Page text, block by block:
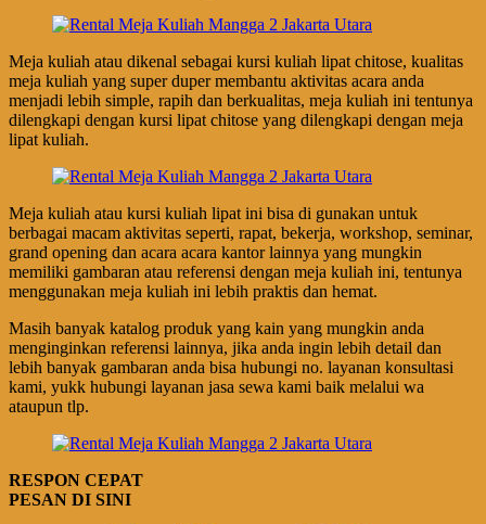
Meja kuliah atau dikenal sebagai kursi kuliah lipat chitose, kualitas
meja kuliah yang super duper membantu aktivitas acara anda
menjadi lebih simple, rapih dan berkualitas, meja kuliah ini tentunya
dilengkapi dengan kursi lipat chitose yang dilengkapi dengan meja
lipat kuliah.
Meja kuliah atau kursi kuliah lipat ini bisa di gunakan untuk
berbagai macam aktivitas seperti, rapat, bekerja, workshop, seminar,
grand opening dan acara acara kantor lainnya yang mungkin
memiliki gambaran atau referensi dengan meja kuliah ini, tentunya
menggunakan meja kuliah ini lebih praktis dan hemat.
Masih banyak katalog produk yang kain yang mungkin anda
menginginkan referensi lainnya, jika anda ingin lebih detail dan
lebih banyak gambaran anda bisa hubungi no. layanan konsultasi
kami, yukk hubungi layanan jasa sewa kami baik melalui wa
ataupun tlp.
RESPON CEPAT
PESAN DI SINI